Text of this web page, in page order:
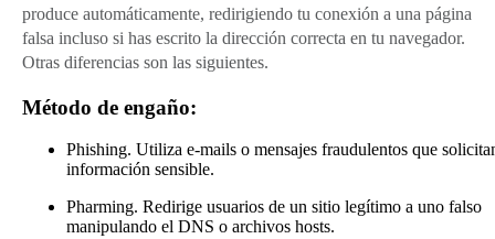
produce automáticamente, redirigiendo tu conexión a una página
falsa incluso si has escrito la dirección correcta en tu navegador.
Otras diferencias son las siguientes.
Método de engaño:
Phishing. Utiliza e-mails o mensajes fraudulentos que
información sensible.
Pharming. Redirige usuarios de un sitio legítimo a uno falso
manipulando el DNS o archivos hosts.